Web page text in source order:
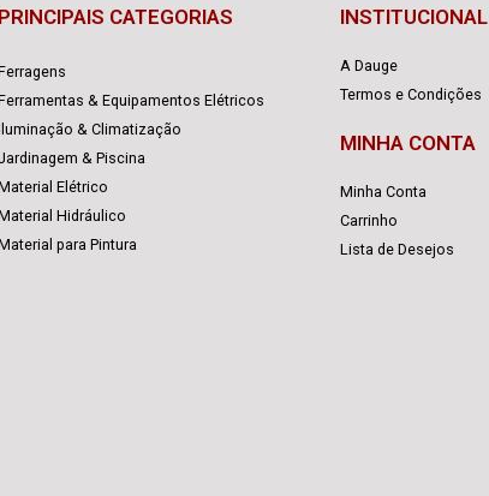
PRINCIPAIS CATEGORIAS
& Equipamentos Elétricos
& Climatização
& Piscina
Elétrico
Hidráulico
para Pintura
INSTITUCIONAL
A Dauge
Termos e Condições
MINHA CONTA
Minha Conta
Carrinho
Lista de Desejos